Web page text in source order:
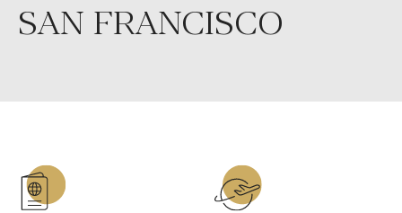
SAN FRANCISCO